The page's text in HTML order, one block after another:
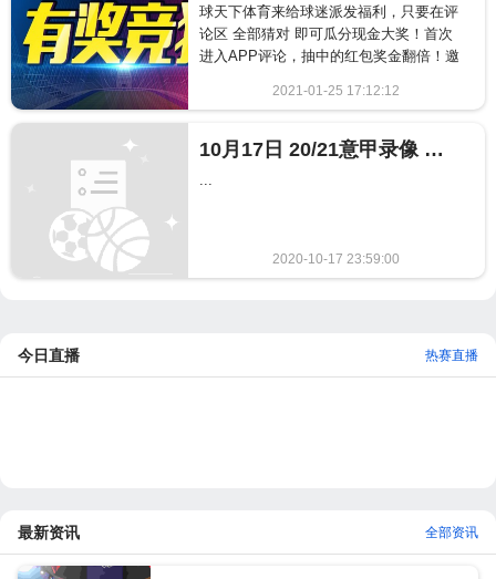
球天下体育来给球迷派发福利，只要在评
论区 全部猜对 即可瓜分现金大奖！首次
进入APP评论，抽中的红包奖金翻倍！邀
2021-01-25 17:12:12
1976
10月17日 20/21意甲录像 国际米兰VSAC米兰全场录像回放
...
2020-10-17 23:59:00
609
今日直播 热赛直播
最新资讯 全部资讯